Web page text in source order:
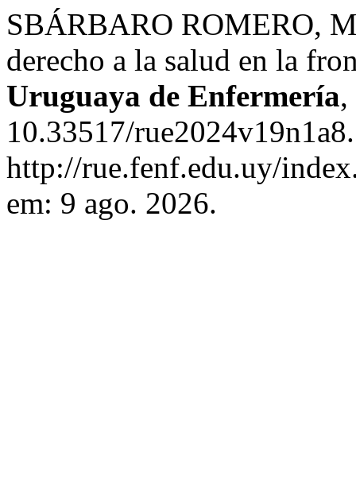
SBÁRBARO ROMERO,
derecho a la salud en la
Uruguaya de Enfermería,
10.33517/
http://rue.fenf.edu.uy/
em: 9 ago. 2026.